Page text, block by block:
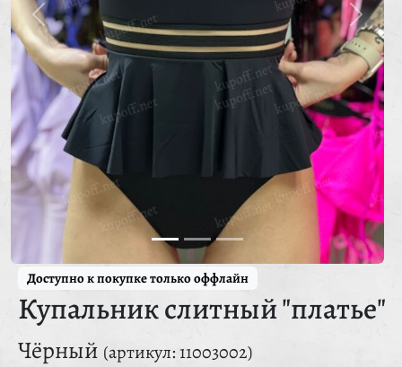
Доступно к покупке только оффлайн
Купальник слитный "платье"
Чёрный (артикул: 11003002)